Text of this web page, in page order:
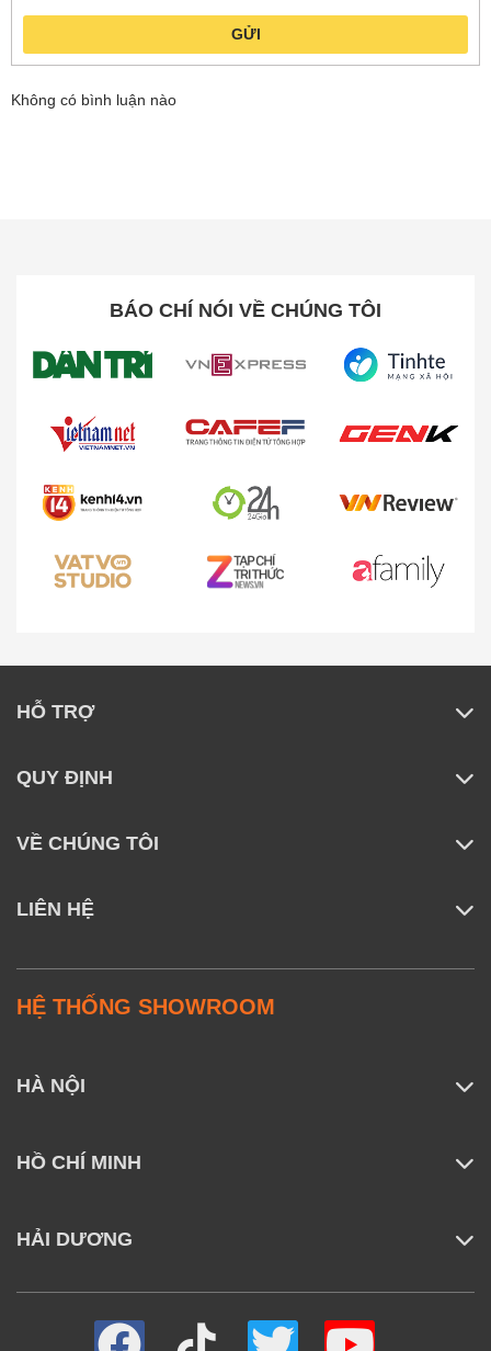
Củ Sạc Nhanh ZMI HA715được nhà sản xuất
trang bị chip nhập khẩu tiên tiến có công suất sạc
dòng điện phù hợp cho từng thiết bị, khả năng
các khu vực trên thế giới, hoàn toàn thoải mái
cho các chuyến du lịch hay công tác quốc tế.
Với iPhone 12 ZMI HA715chỉ mất 30 phút để
GỬI
Không có bình luận nào
BÁO CHÍ NÓI VỀ CHÚNG TÔI
HỖ TRỢ
QUY ĐỊNH
VỀ CHÚNG TÔI
LIÊN HỆ
HỆ THỐNG SHOWROOM
HÀ NỘI
HỒ CHÍ MINH
HẢI DƯƠNG